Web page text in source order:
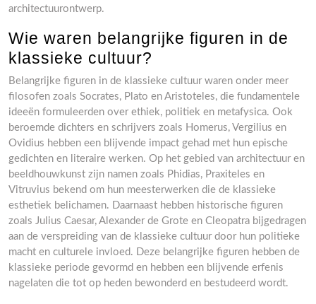
architectuurontwerp.
Wie waren belangrijke figuren in de
klassieke cultuur?
Belangrijke figuren in de klassieke cultuur waren onder meer
filosofen zoals Socrates, Plato en Aristoteles, die fundamentele
ideeën formuleerden over ethiek, politiek en metafysica. Ook
beroemde dichters en schrijvers zoals Homerus, Vergilius en
Ovidius hebben een blijvende impact gehad met hun epische
gedichten en literaire werken. Op het gebied van architectuur en
beeldhouwkunst zijn namen zoals Phidias, Praxiteles en
Vitruvius bekend om hun meesterwerken die de klassieke
esthetiek belichamen. Daarnaast hebben historische figuren
zoals Julius Caesar, Alexander de Grote en Cleopatra bijgedragen
aan de verspreiding van de klassieke cultuur door hun politieke
macht en culturele invloed. Deze belangrijke figuren hebben de
klassieke periode gevormd en hebben een blijvende erfenis
nagelaten die tot op heden bewonderd en bestudeerd wordt.